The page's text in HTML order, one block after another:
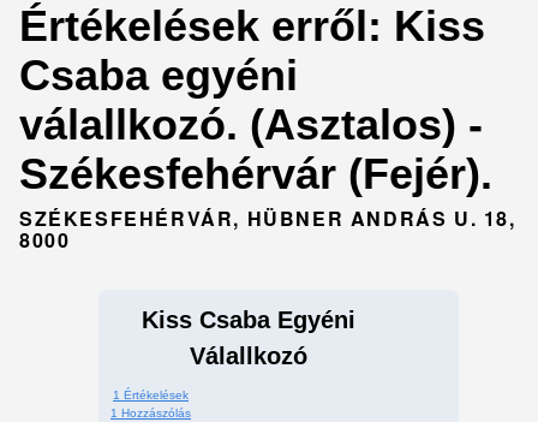
Értékelések erről: Kiss
Csaba egyéni
válallkozó. (Asztalos) -
Székesfehérvár (Fejér).
SZÉKESFEHÉRVÁR, HÜBNER ANDRÁS U. 18,
8000
Kiss Csaba Egyéni
Válallkozó
1 Értékelések
1 Hozzászólás